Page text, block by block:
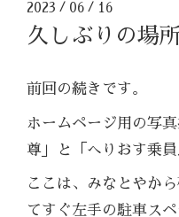
2023 / 06 / 16
久しぶりの場
前回の続きです。
ホームページ用の写
尊」と「へりおす乗
ここは、みなとやか
てすぐ左手の駐車ス